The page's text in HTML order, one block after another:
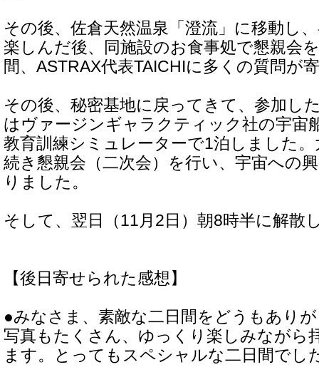
その後、佐倉天然温泉「澄流」に移動し
楽しんだ後、同施設のお食事処で懇親会
間、ASTRAX代表TAICHIに多くの質問が
その後、秘密基地に戻ってきて、参加し
はヴァージンギャラクティック社の宇宙
教育訓練シミュレーターで1泊しました
続き懇親会（二次会）を行い、宇宙への
りました。
そして、翌日（11月2日）朝8時半に解散
【後日寄せられた感想】
●みなさま、素敵な二日間をどうもあり
写真もたくさん、ゆっくり楽しみながら
ます。とってもスペシャルな二日間でし